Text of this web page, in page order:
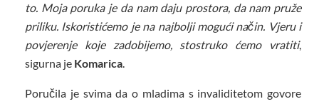
to. Moja poruka je da nam daju prostora, da nam pruže
priliku. Iskoristićemo je na najbolji mogući način. Vjeru i
povjerenje koje zadobijemo, stostruko ćemo vratiti,
sigurna je Komarica.
Poručila je svima da o mladima s invaliditetom govore